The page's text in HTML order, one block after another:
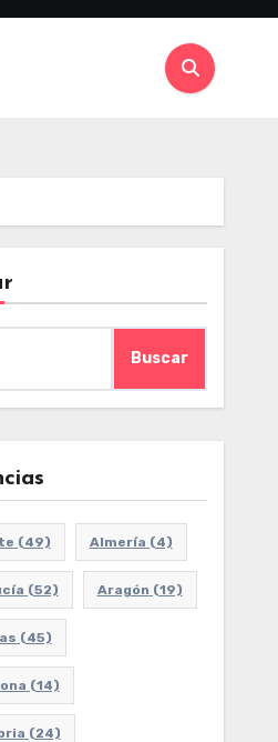
Buscar
(49) Almería (4)
(52) Aragón (19)
(45)
(14)
(24)